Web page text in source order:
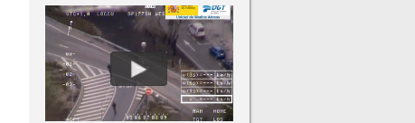
NÚMERO ACTUAL HEMEROTECA